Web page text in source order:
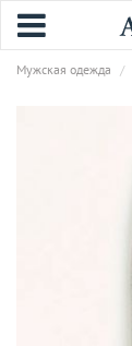
Мужская одежда